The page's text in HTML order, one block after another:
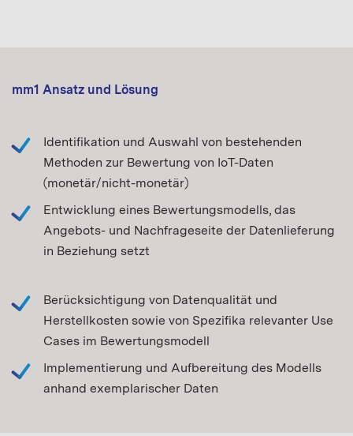
mm1 Ansatz und Lösung
Identifikation und Auswahl von bestehenden
Methoden zur Bewertung von IoT-Daten
(monetär/nicht-monetär)
Entwicklung eines Bewertungsmodells, das
Angebots- und Nachfrageseite der Datenlieferung
in Beziehung setzt
Berücksichtigung von Datenqualität und
Herstellkosten sowie von Spezifika relevanter Use
Cases im Bewertungsmodell
Implementierung und Aufbereitung des Modells
anhand exemplarischer Daten